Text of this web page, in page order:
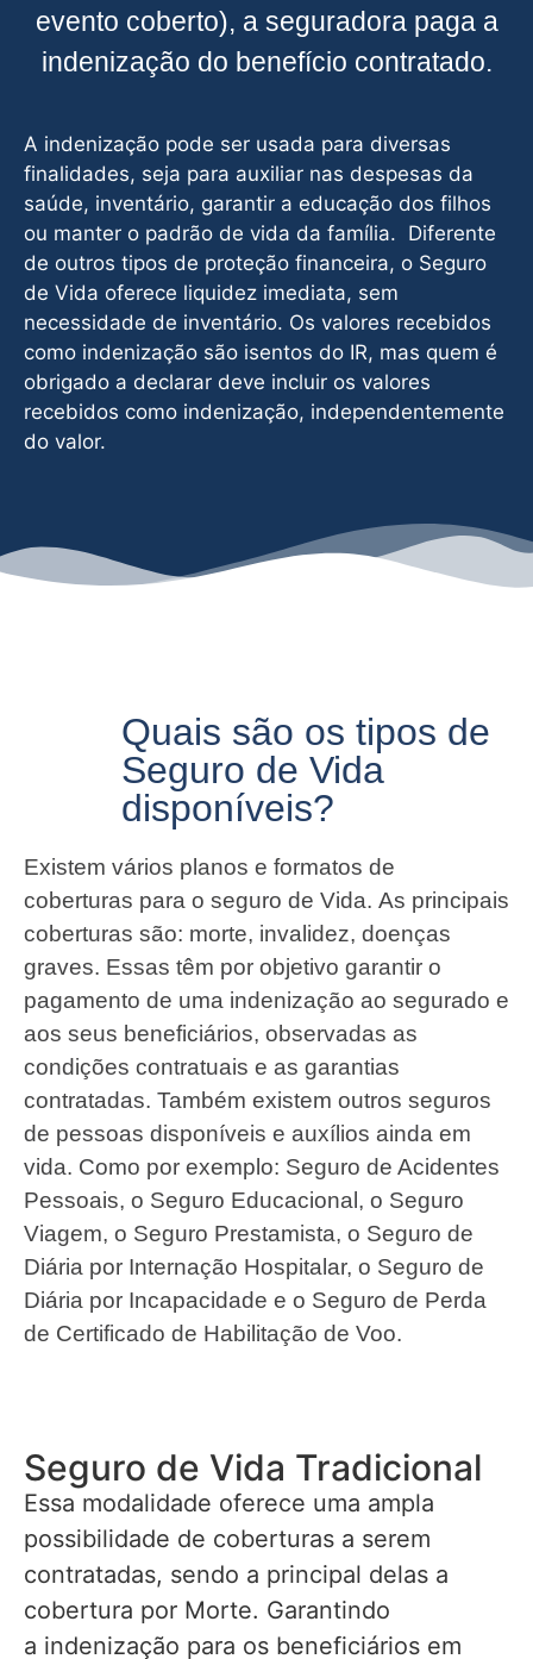
evento coberto), a seguradora paga a
indenização do benefício contratado.
A indenização pode ser usada para diversas
finalidades, seja para auxiliar nas despesas da
saúde, inventário, garantir a educação dos filhos
ou manter o padrão de vida da família. Diferente
de outros tipos de proteção financeira, o Seguro
de Vida oferece liquidez imediata, sem
necessidade de inventário. Os valores recebidos
como indenização são isentos do IR, mas quem é
obrigado a declarar deve incluir os valores
recebidos como indenização, independentemente
do valor.
Quais são os tipos de
Seguro de Vida
disponíveis?
Existem vários planos e formatos de
coberturas para o seguro de Vida. As principais
coberturas são: morte, invalidez, doenças
graves. Essas têm por objetivo garantir o
pagamento de uma indenização ao segurado e
aos seus beneficiários, observadas as
condições contratuais e as garantias
contratadas. Também existem outros seguros
de pessoas disponíveis e auxílios ainda em
vida. Como por exemplo: Seguro de Acidentes
Pessoais, o Seguro Educacional, o Seguro
Viagem, o Seguro Prestamista, o Seguro de
Diária por Internação Hospitalar, o Seguro de
Diária por Incapacidade e o Seguro de Perda
de Certificado de Habilitação de Voo.
Seguro de Vida Tradicional
Essa modalidade oferece uma ampla
possibilidade de coberturas a serem
contratadas, sendo a principal delas a
cobertura por Morte. Garantindo
a indenização para os beneficiários em